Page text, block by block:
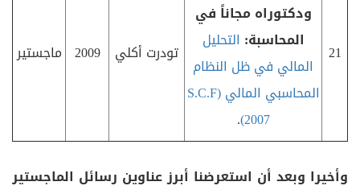
21
ودكتوراه مجاناً في
المحاسبة: التحليل
المالي في ظل النظام
المحاسبي المالي (S.C.F
2007
)
.
تودرت أكلي 2009 ماجستير
وأخيرا وبعد أن استعرضنا أبرزعناوين رسائل الماجستير